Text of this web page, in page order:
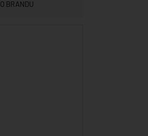
O BRANDU